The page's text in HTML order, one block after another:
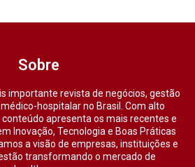
Sobre
importante revista de negócios, gestão
hospitalar no Brasil. Com alto
apresenta os mais recentes e
Inovação, Tecnologia e Boas Práticas
a visão de empresas, instituições e
transformando o mercado de